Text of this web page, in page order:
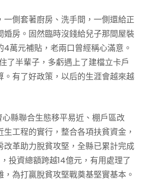
一側套著廚房、洗手間，一側還給正
婚房。固然臨時沒錢給兒子那間屋裝
萬元補貼，老兩口曾經稱心滿意。
了半輩子，多虧遇上了建檔立卡戶
。有了好政策，以后的生涯會越來越
心縣聯合生態移平易近、棚戶區改
工程的實行，整合各項扶貧資金，
改革助力脫貧攻堅，全縣已累計完成
投資總額跨越14億元，有用處理了
為打贏脫貧攻堅戰奠基堅實基本。